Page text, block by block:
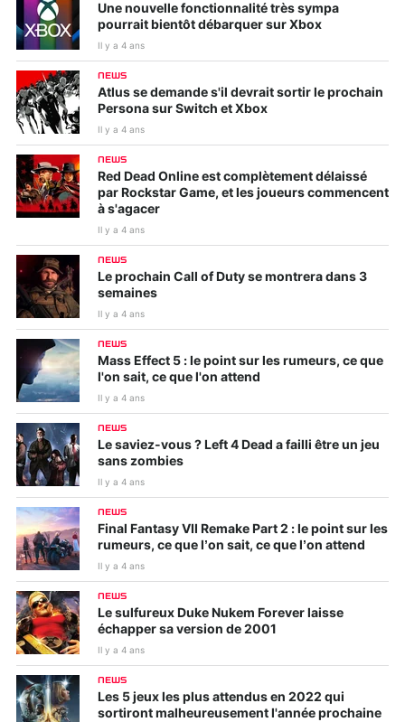
Une nouvelle fonctionnalité très sympa
pourrait bientôt débarquer sur Xbox
Il y a 4 ans
NEWS
Atlus se demande s'il devrait sortir le prochain
Persona sur Switch et Xbox
Il y a 4 ans
NEWS
Red Dead Online est complètement délaissé
par Rockstar Game, et les joueurs commencent
à s'agacer
Il y a 4 ans
NEWS
Le prochain Call of Duty se montrera dans 3
semaines
Il y a 4 ans
NEWS
Mass Effect 5 : le point sur les rumeurs, ce que
l'on sait, ce que l'on attend
Il y a 4 ans
NEWS
Le saviez-vous ? Left 4 Dead a failli être un jeu
sans zombies
Il y a 4 ans
NEWS
Final Fantasy VII Remake Part 2 : le point sur les
rumeurs, ce que l’on sait, ce que l’on attend
Il y a 4 ans
NEWS
Le sulfureux Duke Nukem Forever laisse
échapper sa version de 2001
Il y a 4 ans
NEWS
Les 5 jeux les plus attendus en 2022 qui
sortiront malheureusement l'année prochaine